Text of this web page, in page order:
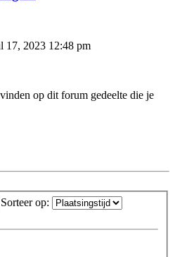
17, 2023 12:48 pm
op dit forum gedeelte die je
Sorteer op: